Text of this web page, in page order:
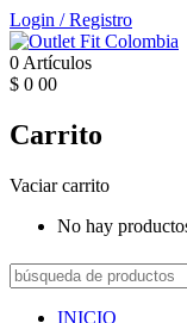
Login /Registro
0 Artículos
$ 0 00
Carrito
Vaciar carrito
No hay
INICIO